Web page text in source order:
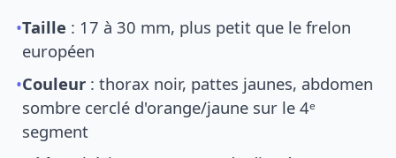
•Taille : 17 à 30 mm, plus petit que le frelon
européen
•Couleur : thorax noir, pattes jaunes, abdomen
sombre cerclé d'orange/jaune sur le 4ᵉ
segment